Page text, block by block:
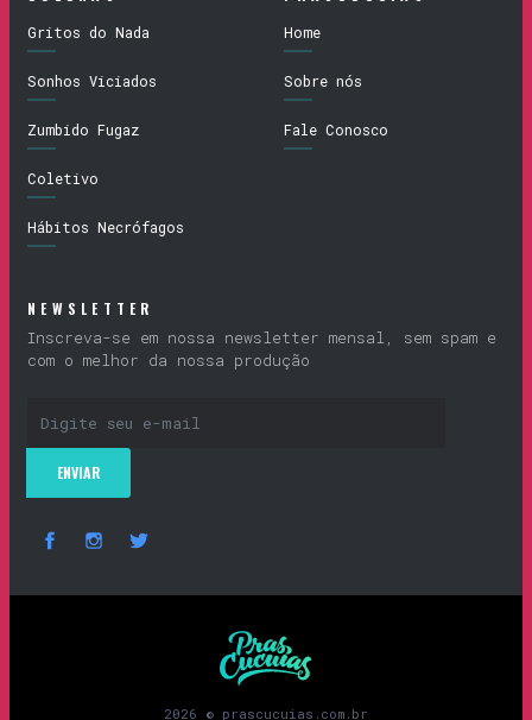
Gritos do Nada
Sonhos Viciados
Zumbido Fugaz
Coletivo
Hábitos Necrófagos
Home
Sobre nós
Fale Conosco
NEWSLETTER
Inscreva-se em nossa newsletter mensal, sem spam e
com o melhor da nossa produção
Prascucuias
2026 © prascucuias.com.br